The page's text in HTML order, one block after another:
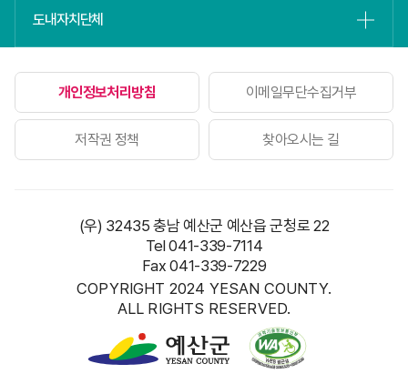
도내자치단체
개인정보처리방침 이메일무단수집거부
저작권 정책 찾아오시는 길
(우) 32435 충남 예산군 예산읍 군청로 22
Tel 041-339-7114
Fax 041-339-7229
COPYRIGHT 2024 YESAN COUNTY.
ALL RIGHTS RESERVED.